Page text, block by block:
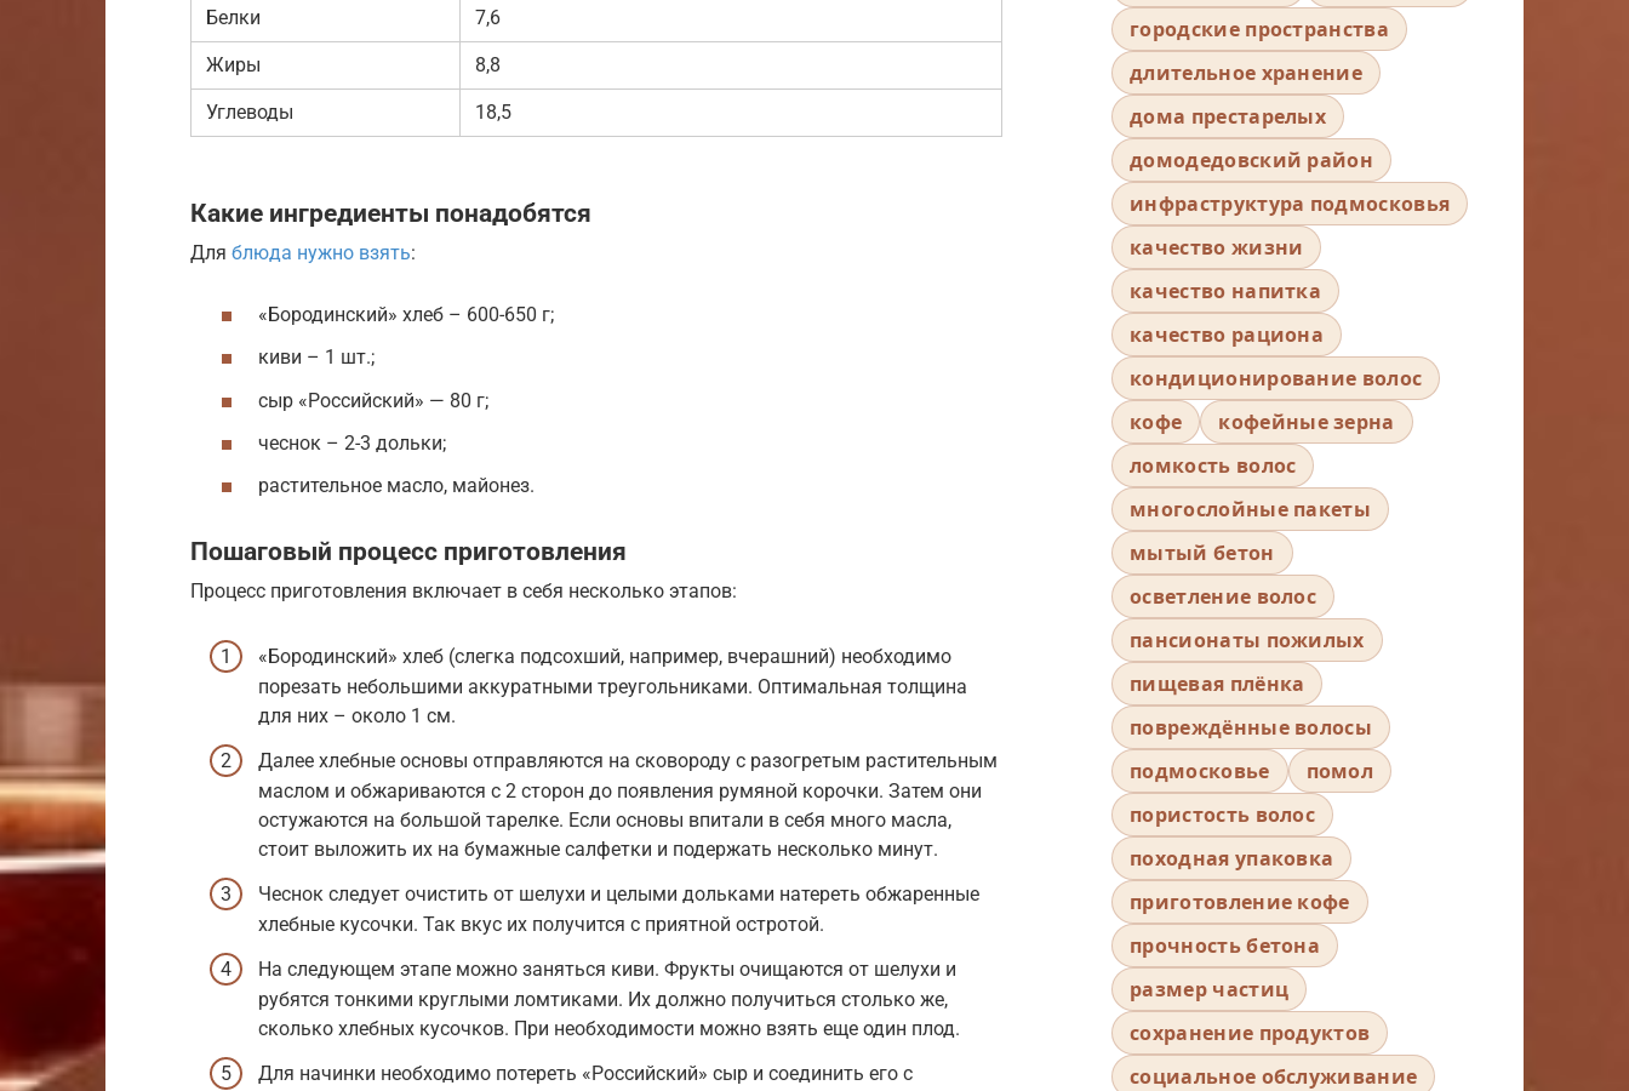
Белки 7,6
Жиры 8,8
Углеводы 18,5
Какие ингредиенты понадобятся
Для блюда нужно взять:
«Бородинский» хлеб – 600-650 г;
киви – 1 шт.;
сыр «Российский» — 80 г;
чеснок – 2-3 дольки;
растительное масло, майонез.
Пошаговый процесс приготовления
Процесс приготовления включает в себя несколько этапов:
«Бородинский» хлеб (слегка подсохший, например, вчерашний) необходимо
порезать небольшими аккуратными треугольниками. Оптимальная толщина
для них – около 1 см.
Далее хлебные основы отправляются на сковороду с разогретым растительным
маслом и обжариваются с 2 сторон до появления румяной корочки. Затем они
остужаются на большой тарелке. Если основы впитали в себя много масла,
стоит выложить их на бумажные салфетки и подержать несколько минут.
Чеснок следует очистить от шелухи и целыми дольками натереть обжаренные
хлебные кусочки. Так вкус их получится с приятной остротой.
На следующем этапе можно заняться киви. Фрукты очищаются от шелухи и
рубятся тонкими круглыми ломтиками. Их должно получиться столько же,
сколько хлебных кусочков. При необходимости можно взять еще один плод.
Для начинки необходимо потереть «Российский» сыр и соединить его с
городские пространства
длительное хранение
дома престарелых
домодедовский район
инфраструктура подмосковья
качество жизни
качество напитка
качество рациона
кондиционирование волос
кофе
кофейные зерна
ломкость волос
многослойные пакеты
мытый бетон
осветление волос
пансионаты пожилых
пищевая плёнка
повреждённые волосы
подмосковье
помол
пористость волос
походная упаковка
приготовление кофе
прочность бетона
размер частиц
сохранение продуктов
социальное обслуживание